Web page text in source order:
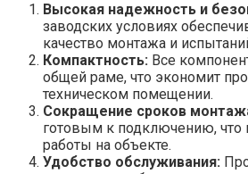
Высокая надежность и
заводских условиях
качество монтажа и
Компактность: Все
общей раме, что экономит
техническом помещении.
Сокращение сроков
готовым к подключению, что
работы на объекте.
Удобство обслуживания: